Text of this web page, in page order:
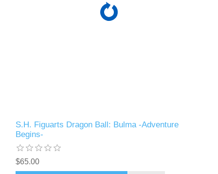
S.H. Figuarts Dragon Ball: Bulma -Adventure
Begins-
$65.00